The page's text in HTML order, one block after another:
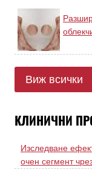
Виж всички
КЛИНИЧНИ
Изследване
очен сегмент